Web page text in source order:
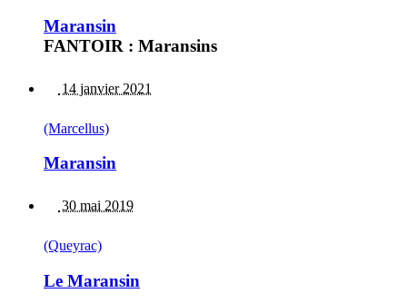
Maransin
FANTOIR : Maransins
14 janvier 2021
(Marcellus)
Maransin
30 mai 2019
(Queyrac)
Le Maransin